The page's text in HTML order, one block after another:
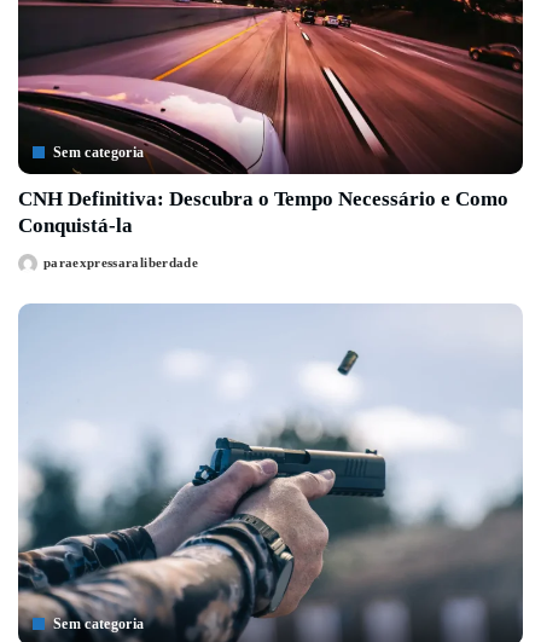
Sem categoria
CNH Definitiva: Descubra o Tempo Necessário e Como
Conquistá-la
Posted
paraexpressaraliberdade
Sem categoria